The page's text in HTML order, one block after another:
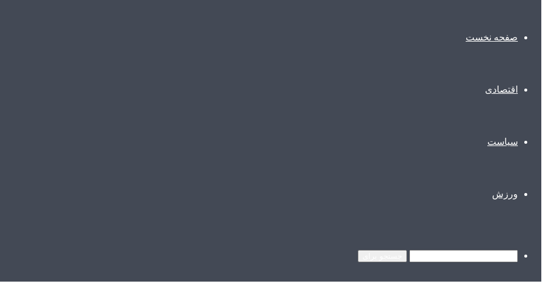
صفحه نخست
اقتصادی
سیاست
ورزش